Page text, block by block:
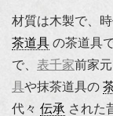
材質は木製で、
茶道具 の茶道具
で、 表千家前家
具や抹茶道具の
代々 伝承 された